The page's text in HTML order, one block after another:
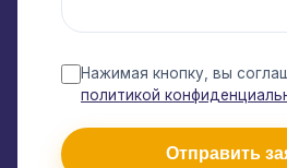
Нажимая кнопку, вы
политикой
Отправить